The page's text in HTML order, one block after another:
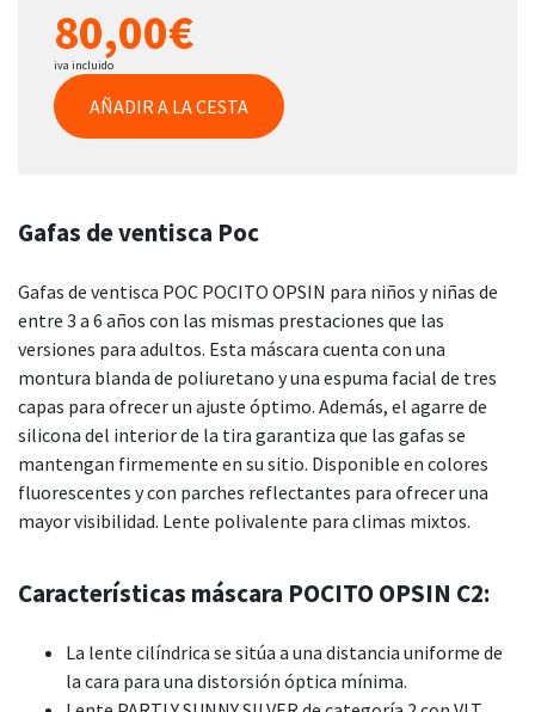
80,00€
iva incluido
AÑADIR A LA CESTA
Gafas de ventisca Poc
Gafas de ventisca POC POCITO OPSIN para niños y niñas de
entre 3 a 6 años con las mismas prestaciones que las
versiones para adultos. Esta máscara cuenta con una
montura blanda de poliuretano y una espuma facial de tres
capas para ofrecer un ajuste óptimo. Además, el agarre de
silicona del interior de la tira garantiza que las gafas se
mantengan firmemente en su sitio. Disponible en colores
fluorescentes y con parches reflectantes para ofrecer una
mayor visibilidad. Lente polivalente para climas mixtos.
Características máscara POCITO OPSIN C2:
La lente cilíndrica se sitúa a una distancia uniforme de
la cara para una distorsión óptica mínima.